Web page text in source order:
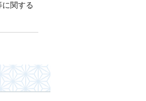
関する